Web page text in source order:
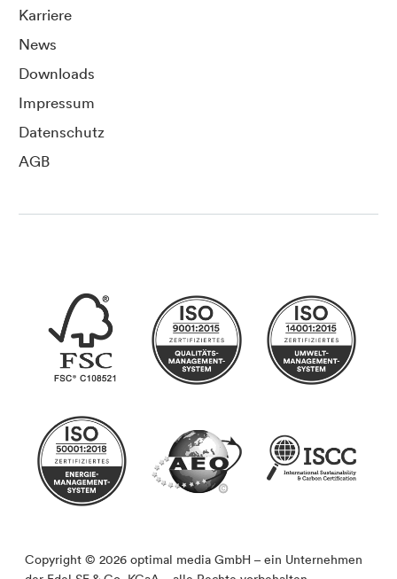
Karriere
News
Downloads
Impressum
Datenschutz
AGB
Copyright © 2026 optimal media GmbH – ein Unternehmen